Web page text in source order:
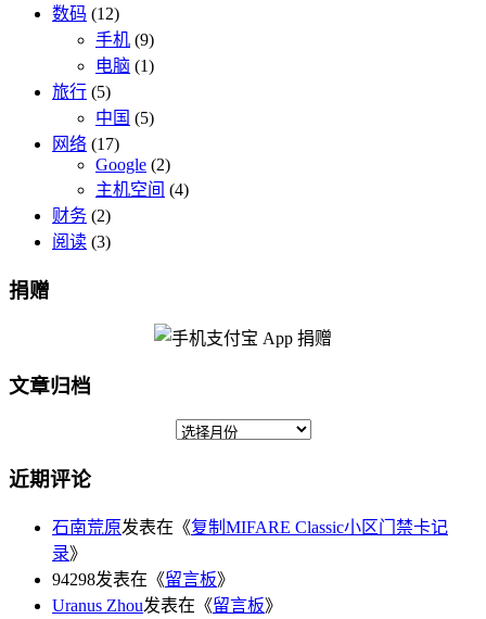
数码 (12)
手机 (9)
电脑 (1)
旅行 (5)
中国 (5)
网络 (17)
Google (2)
主机空间 (4)
财务 (2)
阅读 (3)
捐赠
文章归档
近期评论
石南荒原发表在《复制MIFARE Classic小区门禁卡记
录》
94298发表在《留言板》
Uranus Zhou发表在《留言板》